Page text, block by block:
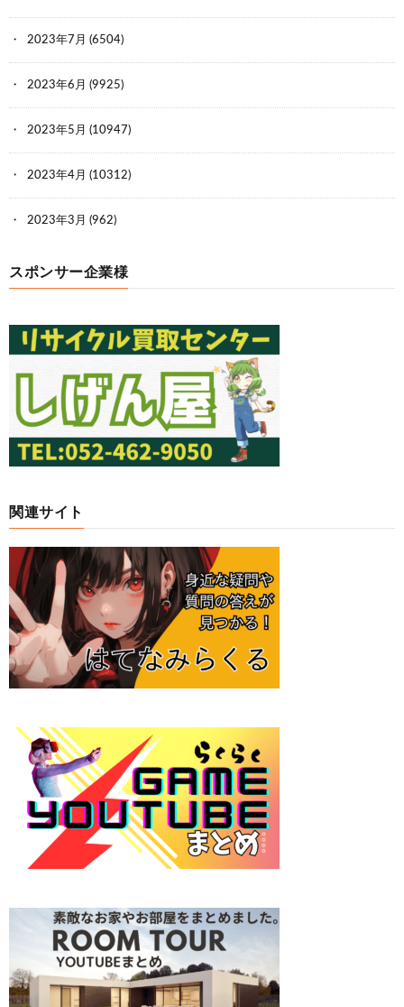
2023年7月 (6504)
2023年6月 (9925)
2023年5月 (10947)
2023年4月 (10312)
2023年3月 (962)
スポンサー企業様
関連サイト